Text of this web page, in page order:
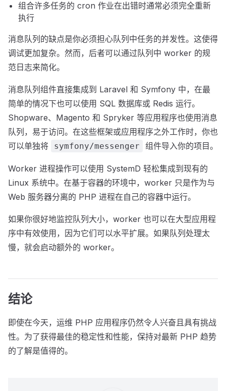
组合许多任务的 cron 作业在出错时通常必须完全重新
执行
消息队列的缺点是你必须担心队列中任务的并发性。这使得
调试更加复杂。然而，后者可以通过队列中 worker 的规
范日志来简化。
消息队列组件直接集成到 Laravel 和 Symfony 中，在最
简单的情况下也可以使用 SQL 数据库或 Redis 运行。
Shopware、Magento 和 Spryker 等应用程序也使用消息
队列，易于访问。在这些框架或应用程序之外工作时，你也
可以单独将
symfony/messenger 组件导入你的项目。
Worker 进程操作可以使用 SystemD 轻松集成到现有的
Linux 系统中。在基于容器的环境中，worker 只是作为与
Web 服务器分离的 PHP 进程在自己的容器中运行。
如果你很好地监控队列大小，worker 也可以在大型应用程
序中有效使用，因为它们可以水平扩展。如果队列处理太
慢，就会启动额外的 worker。
结论
即使在今天，运维 PHP 应用程序仍然令人兴奋且具有挑战
性。为了获得最佳的稳定性和性能，保持对最新 PHP 趋势
的了解是值得的。